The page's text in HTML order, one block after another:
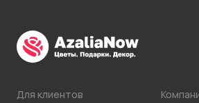
Для клиентов